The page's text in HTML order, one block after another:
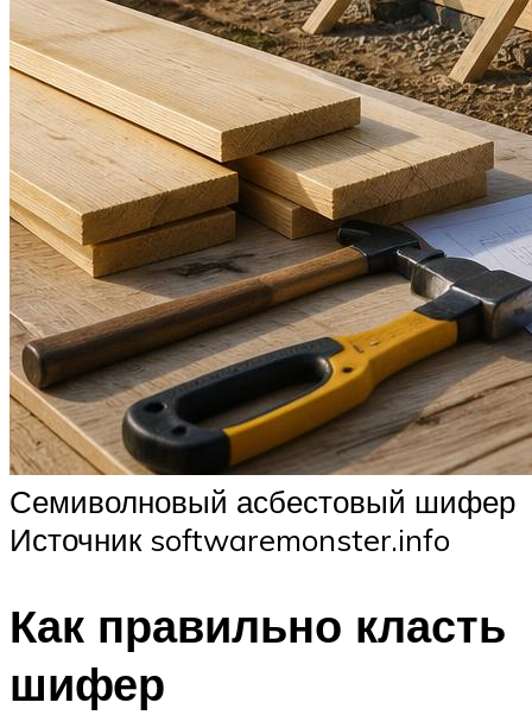
Семиволновый асбестовый шифер
Источник softwaremonster.info
Как правильно класть
шифер